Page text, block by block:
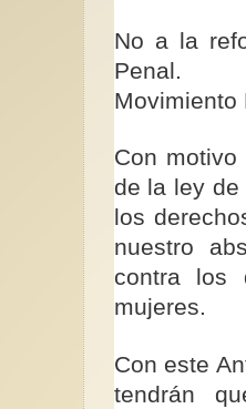
No a la
Penal.
Movimiento
Con
de la ley de
los
nuestro
contra los
mujeres.
Con este
tendrán